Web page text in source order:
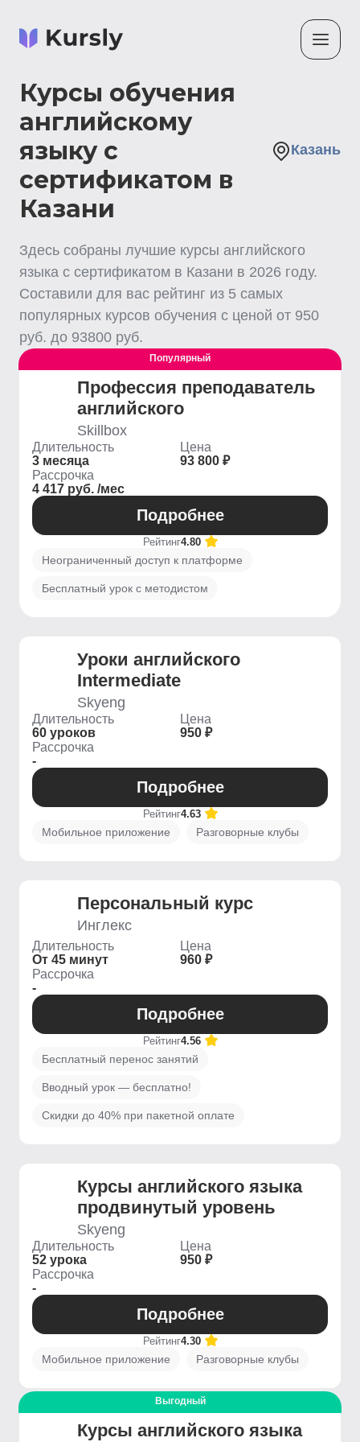
Курсы обучения
английскому
языку с
сертификатом в
Казани
Казань
Здесь собраны лучшие курсы английского
языка с сертификатом в Казани в 2026 году.
Составили для вас рейтинг из 5 самых
популярных курсов обучения с ценой от 950
руб. до 93800 руб.
Популярный
Профессия преподаватель
английского
Skillbox
Длительность
3 месяца
Цена
93 800 ₽
Рассрочка
4 417 руб. /мес
Подробнее
Рейтинг4.80
Неограниченный доступ к платформе
Бесплатный урок с методистом
Уроки английского
Intermediate
Skyeng
Длительность
60 уроков
Цена
950 ₽
Рассрочка
-
Подробнее
Рейтинг4.63
Мобильное приложение Разговорные клубы
Персональный курс
Инглекс
Длительность
От 45 минут
Цена
960 ₽
Рассрочка
-
Подробнее
Рейтинг4.56
Бесплатный перенос занятий
Вводный урок — бесплатно!
Скидки до 40% при пакетной оплате
Курсы английского языка
продвинутый уровень
Skyeng
Длительность
52 урока
Цена
950 ₽
Рассрочка
-
Подробнее
Рейтинг4.30
Мобильное приложение Разговорные клубы
Выгодный
Курсы английского языка